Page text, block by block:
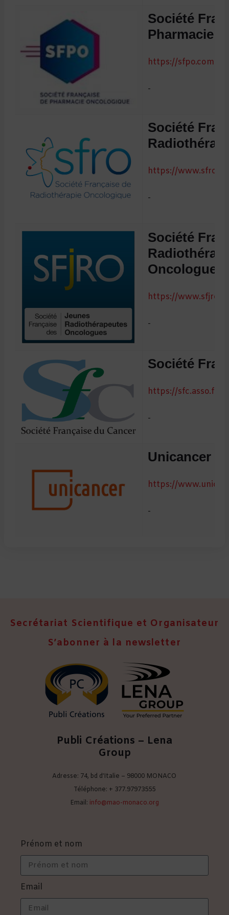
Société
Pharmacie
https://sfpo.com
-
Société
https://www.sfro.fr
-
Société
Oncologues
https://www.sfjro.fr
-
Société
https://sfc.asso.fr
-
Unicancer
https://
-
Secrétariat Scientifique et Organisateur
S’abonner à la newsletter
Publi Créations – Lena
Group
Adresse: 74, bd d’Italie – 98000 MONACO
Téléphone: + 377.97973555
Email: info@mao-monaco.org
Prénom et nom
Email